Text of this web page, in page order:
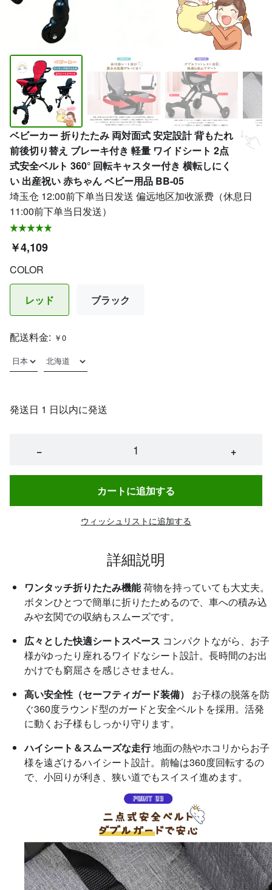
ベビーカー 折りたたみ 両対面式 安定設計 背もたれ
前後切り替え ブレーキ付き 軽量 ワイドシート 2点
式安全ベルト 360° 回転キャスター付き 横転しにく
い 出産祝い 赤ちゃん ベビー用品 BB-05
埼玉仓 12:00前下单当日发送 偏远地区加收派费（休息日
11:00前下单当日发送）
￥4,109
COLOR
レッド ブラック
配送料金: ￥0
発送日 1 日以内に発送
− +
カートに追加する
ウィッシュリストに追加する
詳細説明
ワンタッチ折りたたみ機能荷物を持っていても大丈夫。
ボタンひとつで簡単に折りたためるので、車への積み込
みや玄関での収納もスムーズです。
広々とした快適シートスペース コンパクトながら、お子
様がゆったり座れるワイドなシート設計。長時間のお出
かけでも窮屈さを感じさせません。
高い安全性（セーフティガード装備）
お子様の脱落を防
ぐ360度ラウンド型のガードと安全ベルトを採用。活発
に動くお子様もしっかり守ります。
ハイシート＆スムーズな走行地面の熱やホコリからお子
様を遠ざけるハイシート設計。前輪は360度回転するの
で、小回りが利き、狭い道でもスイスイ進めます。